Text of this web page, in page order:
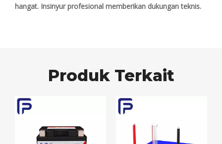
hangat. Insinyur profesional memberikan dukungan teknis.
Produk Terkait